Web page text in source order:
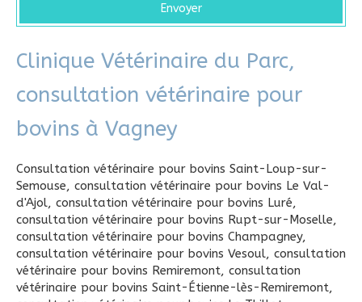
Envoyer
Clinique Vétérinaire du Parc,
consultation vétérinaire pour
bovins à Vagney
Consultation vétérinaire pour bovins Saint-Loup-sur-
Semouse, consultation vétérinaire pour bovins Le Val-
d'Ajol, consultation vétérinaire pour bovins Luré,
consultation vétérinaire pour bovins Rupt-sur-Moselle,
consultation vétérinaire pour bovins Champagney,
consultation vétérinaire pour bovins Vesoul, consultation
vétérinaire pour bovins Remiremont, consultation
vétérinaire pour bovins Saint-Étienne-lès-Remiremont,